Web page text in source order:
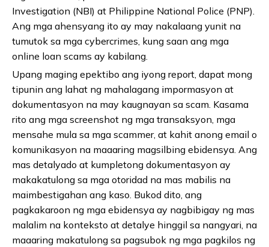
Investigation (NBI) at Philippine National Police (PNP).
Ang mga ahensyang ito ay may nakalaang yunit na
tumutok sa mga cybercrimes, kung saan ang mga
online loan scams ay kabilang.
Upang maging epektibo ang iyong report, dapat mong
tipunin ang lahat ng mahalagang impormasyon at
dokumentasyon na may kaugnayan sa scam. Kasama
rito ang mga screenshot ng mga transaksyon, mga
mensahe mula sa mga scammer, at kahit anong email o
komunikasyon na maaaring magsilbing ebidensya. Ang
mas detalyado at kumpletong dokumentasyon ay
makakatulong sa mga otoridad na mas mabilis na
maimbestigahan ang kaso. Bukod dito, ang
pagkakaroon ng mga ebidensya ay nagbibigay ng mas
malalim na konteksto at detalye hinggil sa nangyari, na
maaaring makatulong sa pagsubok ng mga pagkilos ng